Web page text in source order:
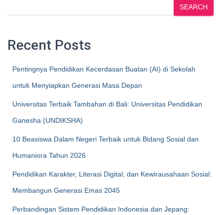
SEARCH
Recent Posts
Pentingnya Pendidikan Kecerdasan Buatan (AI) di Sekolah
untuk Menyiapkan Generasi Masa Depan
Universitas Terbaik Tambahan di Bali: Universitas Pendidikan
Ganesha (UNDIKSHA)
10 Beasiswa Dalam Negeri Terbaik untuk Bidang Sosial dan
Humaniora Tahun 2026
Pendidikan Karakter, Literasi Digital, dan Kewirausahaan Sosial:
Membangun Generasi Emas 2045
Perbandingan Sistem Pendidikan Indonesia dan Jepang: